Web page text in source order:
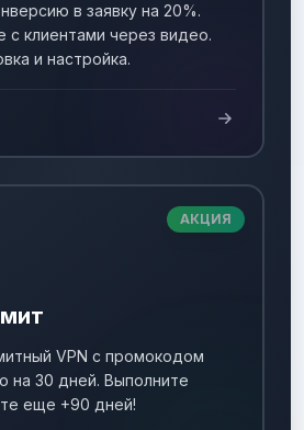
в заявку на 20%.
клиентами через видео.
и настройка.
АКЦИЯ
VPN с промокодом
на 30 дней. Выполните
еще +90 дней!